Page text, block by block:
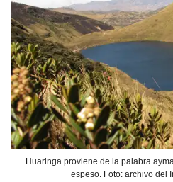
Huaringa proviene de la palabra
espeso. Foto: archivo del